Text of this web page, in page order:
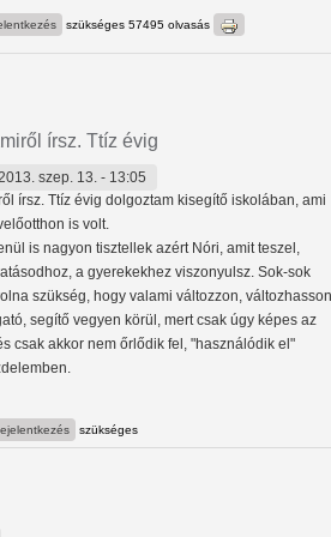
szükséges 57495 olvasás
írsz. Ttíz évig
szep. 13. - 13:05
írsz. Ttíz évig dolgoztam kisegítő iskolában, ami
is volt.
is nagyon tisztellek azért Nóri, amit teszel,
a gyerekekhez viszonyulsz. Sok-sok
szükség, hogy valami változzon,
segítő vegyen körül, mert csak úgy képes az
csak akkor nem őrlődik fel, "használódik el"
szükséges